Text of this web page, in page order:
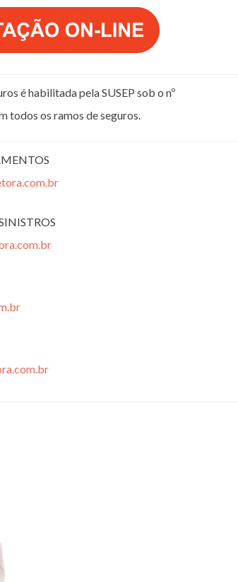
é habilitada pela SUSEP sob o nº
todos os ramos de seguros.